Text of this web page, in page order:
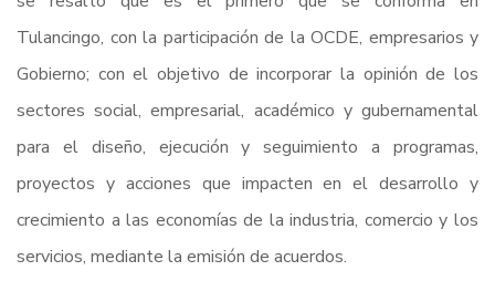
Tulancingo, con la participación de la OCDE, empresarios y
Gobierno; con el objetivo de incorporar la opinión de los
sectores social, empresarial, académico y gubernamental
para el diseño, ejecución y seguimiento a programas,
proyectos y acciones que impacten en el desarrollo y
crecimiento a las economías de la industria, comercio y los
servicios, mediante la emisión de acuerdos.